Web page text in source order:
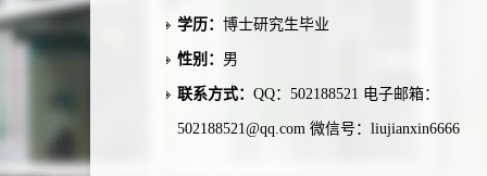
学历： 博士研究生毕业
性别： 男
联系方式： QQ：502188521 电子邮箱：
502188521@qq.com 微信号：liujianxin6666